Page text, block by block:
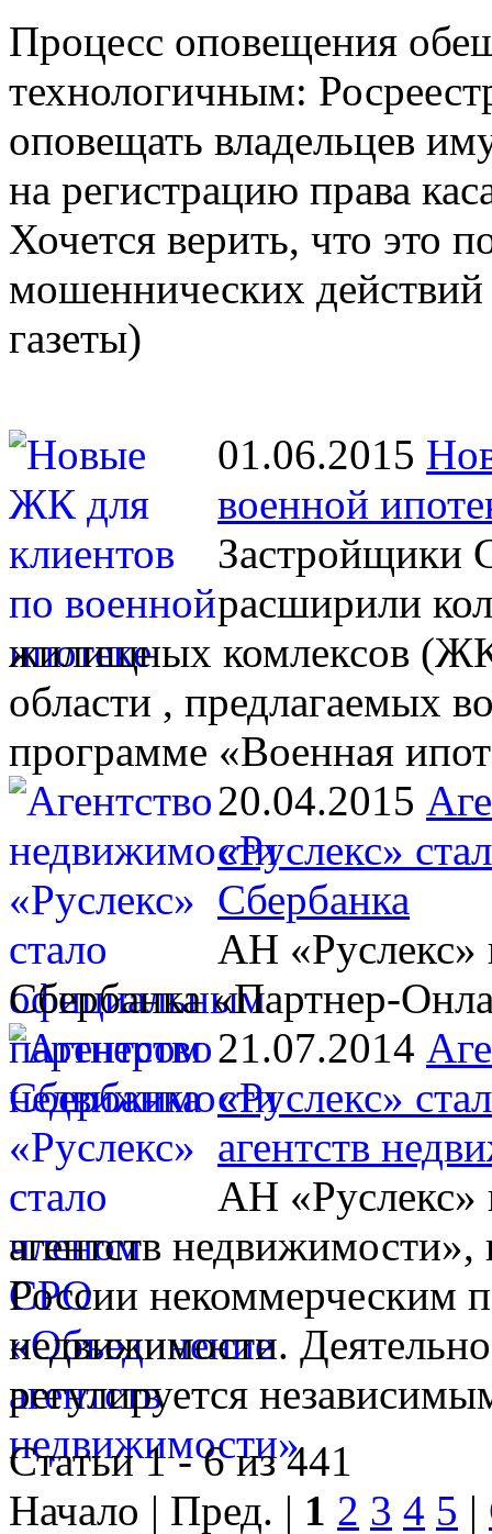
Процесс оповещения
технологичным:
оповещать владельцев
на регистрацию права
Хочется верить, что это
мошеннических
газеты)
01.06.2015
военной
Застройщики
расширили
жилищных комлексов
области , предлагаемых
программе «Военная
20.04.2015
«Руслекс»
Сбербанка
АН «Руслекс»
Сбербанка «Партнер-
21.07.2014
«Руслекс»
агентств
АН «Руслекс»
агентств недвижимости»,
России некоммерческим
недвижимости.
регулируется
Статьи 1 - 6 из 441
Начало | Пред. | 1 2 3 4 5 |